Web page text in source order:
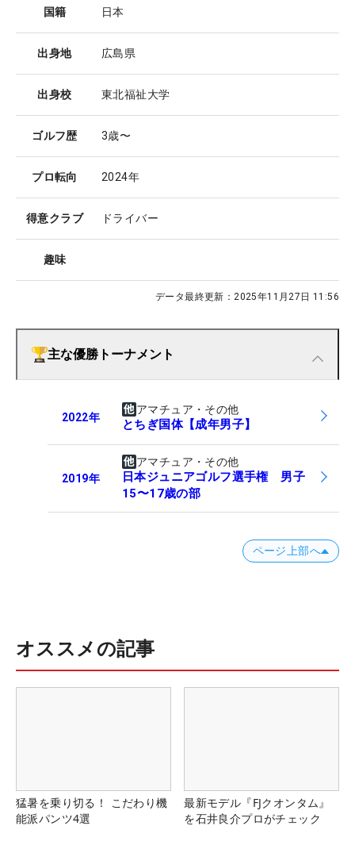
国籍 日本
出身地 広島県
出身校 東北福祉大学
ゴルフ歴 3歳〜
プロ転向 2024年
得意クラブ ドライバー
趣味
データ最終更新：2025年11月27日 11:56
主な優勝トーナメント
2022年
アマチュア・その他
とちぎ国体【成年男子】
2019年
アマチュア・その他
日本ジュニアゴルフ選手権 男子
15〜17歳の部
ページ上部へ
オススメの記事
猛暑を乗り切る！ こだわり機
能派パンツ4選
最新モデル『FJクオンタム』
を石井良介プロがチェック